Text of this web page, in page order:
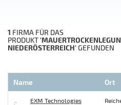
1 FIRMA FÜR DAS
PRODUKT
NIEDERÖSTERREICH'GEFUNDEN
Name Ort
EXM Technologies